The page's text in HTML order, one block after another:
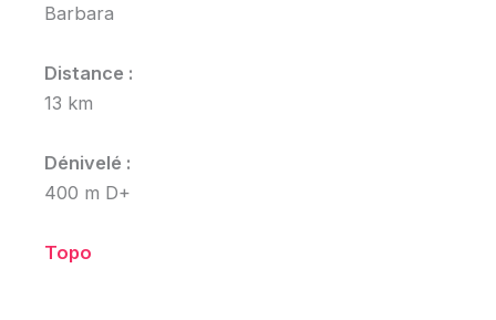
Barbara
Distance :
13 km
Dénivelé :
400 m D+
Topo